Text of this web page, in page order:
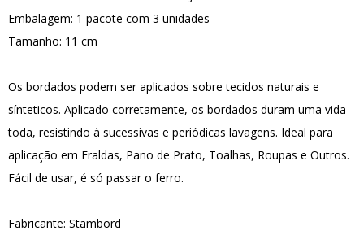
Embalagem: 1 pacote com 3 unidades
Tamanho: 11 cm
Os bordados podem ser aplicados sobre tecidos naturais e
sínteticos. Aplicado corretamente, os bordados duram uma vida
toda, resistindo à sucessivas e periódicas lavagens. Ideal para
aplicação em Fraldas, Pano de Prato, Toalhas, Roupas e Outros.
Fácil de usar, é só passar o ferro.
Fabricante: Stambord